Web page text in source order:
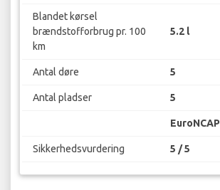
Blandet kørsel
brændstofforbrug pr. 100
km
5.2 l
Antal døre 5
Antal pladser 5
EuroNCAP
Sikkerhedsvurdering 5 / 5